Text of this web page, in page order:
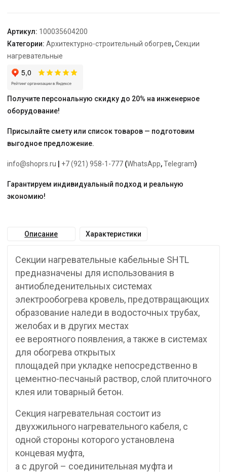
040
Артикул: 100035604200
Категории: Архитектурно-строительный обогрев,Секции
нагревательные
Получите персональную скидку до 20% на инженерное
оборудование!
Присылайте смету или список товаров — подготовим
выгодное предложение.
info@shoprs.ru +7 (921) 958-1-777 (WhatsApp,Telegram)
Гарантируем индивидуальный подход и реальную
экономию!
Описание Характеристики
Секции нагревательные кабельные SHTL
предназначены для использования в
антиобледенительных системах
электрообогрева кровель, предотвращающих
образование наледи в водосточных трубах,
желобах и в других местах
ее вероятного появления, а также в системах
для обогрева открытых
площадей при укладке непосредственно в
цементно-песчаный раствор, слой плиточного
клея или товарный бетон.
Секция нагревательная состоит из
двухжильного нагревательного кабеля, с
одной стороны которого установлена
концевая муфта,
а с другой – соединительная муфта и